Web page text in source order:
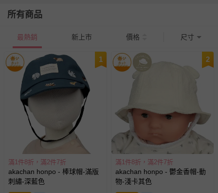
所有商品
最熱銷 新上市 價格 尺寸
1
滿1件8折，滿2件7折
akachan honpo - 棒球帽-滿版
刺繡-深藍色
2
滿1件8折，滿2件7折
akachan honpo - 鬱金香帽-動
物-淺卡其色